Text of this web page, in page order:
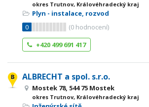
okres Trutnov, Královéhradecký kraj
Plyn - instalace, rozvod
0
(0 hodnocení)
+420 499 691 417
ALBRECHT a spol. s.r.o.
Mostek 78, 544 75 Mostek
okres Trutnov, Královéhradecký kraj